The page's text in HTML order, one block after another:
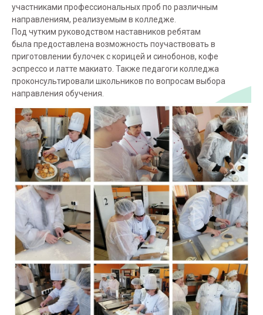
участниками профессиональных проб по различным
направлениям, реализуемым в колледже.
Под чутким руководством наставников ребятам
была предоставлена возможность поучаствовать в
приготовлении булочек с корицей и синобонов, кофе
эспрессо и латте макиато. Также педагоги колледжа
проконсультировали школьников по вопросам выбора
направления обучения.